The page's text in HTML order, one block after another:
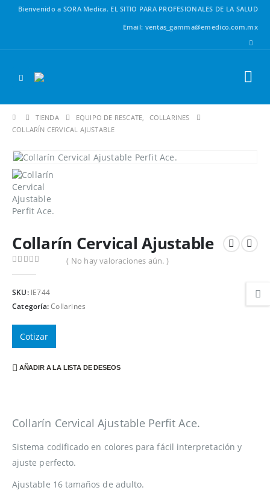
Bienvenido a SORA Medica. EL SITIO PARA PROFESIONALES DE LA SALUD
Email: ventas_gamma@emedico.com.mx
TIENDA EQUIPO DE RESCATE,
COLLARINES
COLLARÍN CERVICAL AJUSTABLE
Collarín Cervical Ajustable
( No hay valoraciones aún. )
SKU: IE744
Categoría:Collarines
Cotizar
AÑADIR A LA LISTA DE DESEOS
Collarín Cervical Ajustable Perfit Ace.
Sistema codificado en colores para fácil interpretación y
ajuste perfecto.
Ajustable 16 tamaños de adulto.